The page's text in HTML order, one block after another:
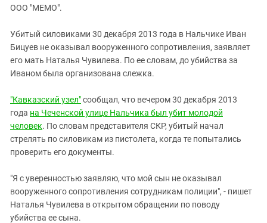
ИНАКОМЫСЛИЕ В ЧЕЧНЕ
ПРЕСЛЕДОВАНИЕ АКТИВИСТОВ
МОБИЛИЗАЦИЯ И ПРОТЕСТЫ
Дагестан
Ингушетия
Кабардино-Балкария
Калмыкия
Краснодарский край
Нагорный Карабах
Российская Федерация
Ростовская область
Северная Осетия - Алания
СКФО
Ставропольский край
ООО "МЕМО".
Убитый силовиками 30 декабря 2013 года в Нальчике Иван
Бицуев не оказывал вооруженного сопротивления, заявляет
его мать Наталья Чувилева. По ее словам, до убийства за
Иваном была организована слежка.
"Кавказский узел"сообщал, что вечером 30 декабря 2013
года на Чеченской улице Нальчика был убит молодой
человек. По словам представителя СКР, убитый начал
стрелять по силовикам из пистолета, когда те попытались
проверить его документы.
"Я с уверенностью заявляю, что мой сын не оказывал
вооруженного сопротивления сотрудникам полиции", - пишет
Наталья Чувилева в открытом обращении по поводу
убийства ее сына.